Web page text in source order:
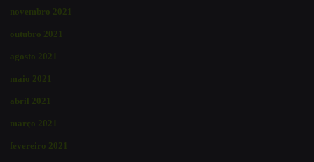
novembro 2021
outubro 2021
agosto 2021
maio 2021
abril 2021
março 2021
fevereiro 2021